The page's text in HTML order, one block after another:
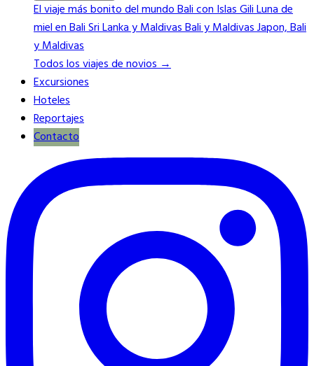
El viaje más bonito del mundoBali con Islas GiliLuna de
miel en BaliSri Lanka y MaldivasBali y MaldivasJapon, Bali
y Maldivas
Todos los viajes de novios →
Excursiones
Hoteles
Reportajes
Contacto